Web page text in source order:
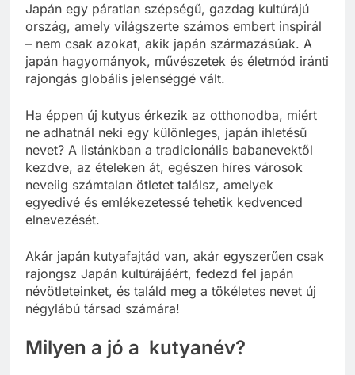
Japán egy páratlan szépségű, gazdag kultúrájú
ország, amely világszerte számos embert inspirál
– nem csak azokat, akik japán származásúak. A
japán hagyományok, művészetek és életmód iránti
rajongás globális jelenséggé vált.
Ha éppen új kutyus érkezik az otthonodba, miért
ne adhatnál neki egy különleges, japán ihletésű
nevet? A listánkban a tradicionális babanevektől
kezdve, az ételeken át, egészen híres városok
neveiig számtalan ötletet találsz, amelyek
egyedivé és emlékezetessé tehetik kedvenced
elnevezését.
Akár japán kutyafajtád van, akár egyszerűen csak
rajongsz Japán kultúrájáért, fedezd fel japán
névötleteinket, és találd meg a tökéletes nevet új
négylábú társad számára!
Milyen a jó a kutyanév?